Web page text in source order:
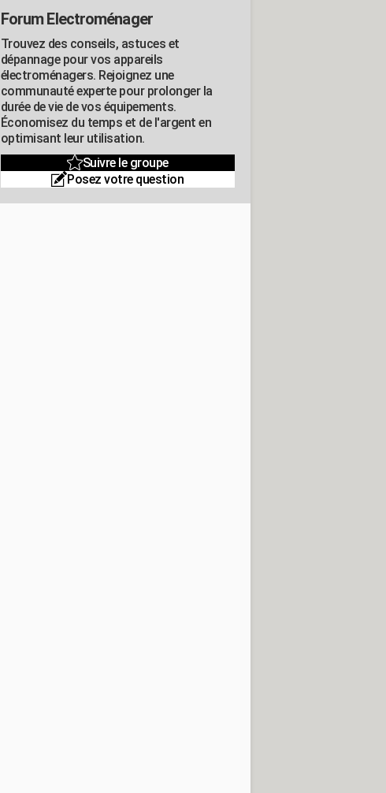
Forum Electroménager
Trouvez des conseils, astuces et
dépannage pour vos appareils
électroménagers. Rejoignez une
communauté experte pour prolonger la
durée de vie de vos équipements.
Économisez du temps et de l'argent en
optimisant leur utilisation.
Suivre le groupe
Posez votre question